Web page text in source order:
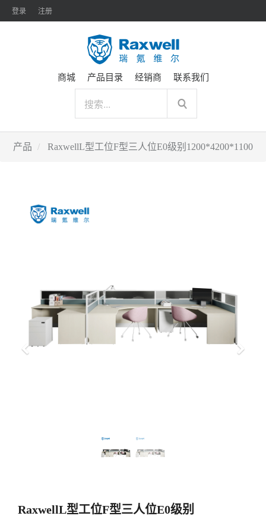
登录 注册
商城 产品目录 经销商 联系我们
产品 RaxwellL型工位F型三人位E0级别1200*4200*1100
上
下
RaxwellL型工位F型三人位E0级别